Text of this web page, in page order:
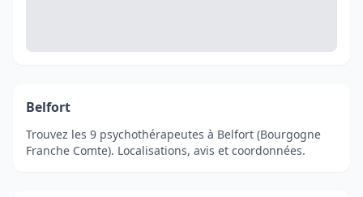
Belfort
Trouvez les 9 psychothérapeutes à Belfort (Bourgogne
Franche Comte). Localisations, avis et coordonnées.